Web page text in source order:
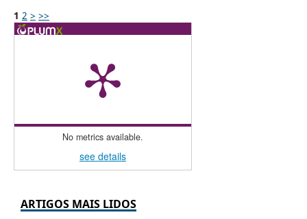
1 2 > >>
No metrics available.
see details
ARTIGOS MAIS LIDOS